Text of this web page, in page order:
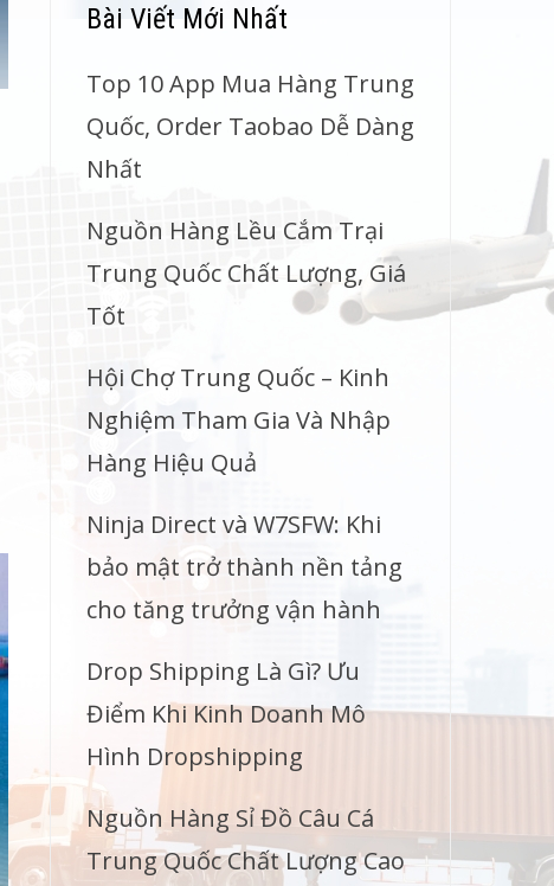
Bài Viết Mới Nhất
Top 10 App Mua Hàng Trung
Quốc, Order Taobao Dễ Dàng
Nhất
Nguồn Hàng Lều Cắm Trại
Trung Quốc Chất Lượng, Giá
Tốt
Hội Chợ Trung Quốc – Kinh
Nghiệm Tham Gia Và Nhập
Hàng Hiệu Quả
Ninja Direct và W7SFW: Khi
bảo mật trở thành nền tảng
cho tăng trưởng vận hành
Drop Shipping Là Gì? Ưu
Điểm Khi Kinh Doanh Mô
Hình Dropshipping
Nguồn Hàng Sỉ Đồ Câu Cá
Trung Quốc Chất Lượng Cao